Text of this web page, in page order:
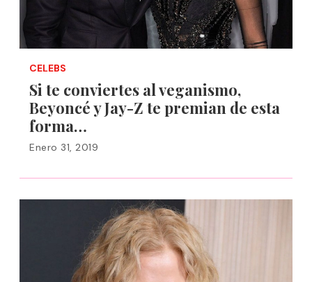
CELEBS
Si te conviertes al veganismo,
Beyoncé y Jay-Z te premian de esta
forma…
Enero 31, 2019